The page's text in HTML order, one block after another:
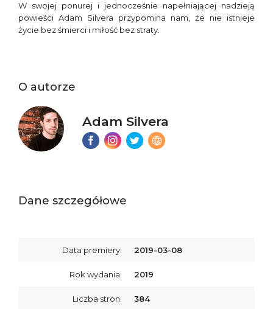
W swojej ponurej i jednocześnie napełniającej nadzieją
powieści Adam Silvera przypomina nam, że nie istnieje
życie bez śmierci i miłość bez straty.
O autorze
Adam Silvera
Dane szczegółowe
Data premiery: 2019-03-08
Rok wydania: 2019
Liczba stron: 384